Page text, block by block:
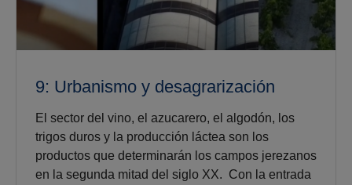
9: Urbanismo y desagrarización
El sector del vino, el azucarero, el algodón, los
trigos duros y la producción láctea son los
productos que determinarán los campos jerezanos
en la segunda mitad del siglo XX. Con la entrada